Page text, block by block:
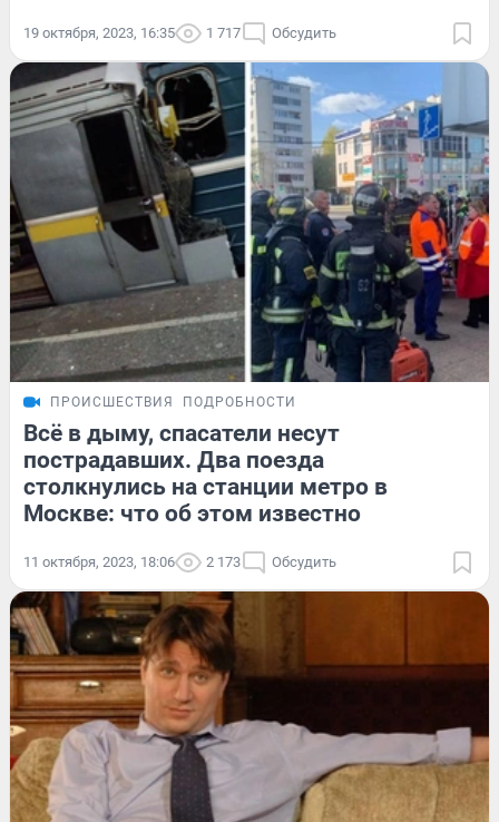
19 октября, 2023, 16:35 1 717 Обсудить
ПРОИСШЕСТВИЯ ПОДРОБНОСТИ
Всё в дыму, спасатели несут
пострадавших. Два поезда
столкнулись на станции метро в
Москве: что об этом известно
11 октября, 2023, 18:06 2 173 Обсудить